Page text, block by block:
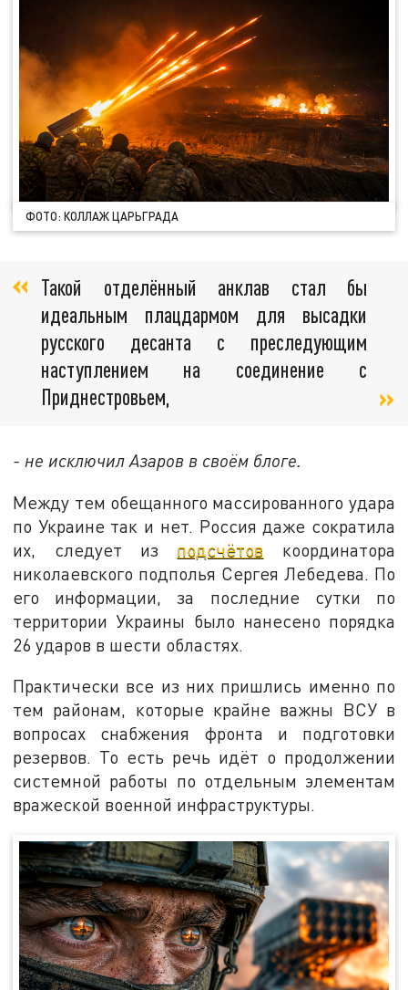
ФОТО: КОЛЛАЖ ЦАРЬГРАДА
Такой отделённый анклав стал бы
идеальным плацдармом для высадки
русского десанта с преследующим
наступлением на соединение с
Приднестровьем,
- не исключил Азаров в своём блоге.
Между тем обещанного массированного удара
по Украине так и нет. Россия даже сократила
их, следует из подсчётов координатора
николаевского подполья Сергея Лебедева. По
его информации, за последние сутки по
территории Украины было нанесено порядка
26 ударов в шести областях.
Практически все из них пришлись именно по
тем районам, которые крайне важны ВСУ в
вопросах снабжения фронта и подготовки
резервов. То есть речь идёт о продолжении
системной работы по отдельным элементам
вражеской военной инфраструктуры.